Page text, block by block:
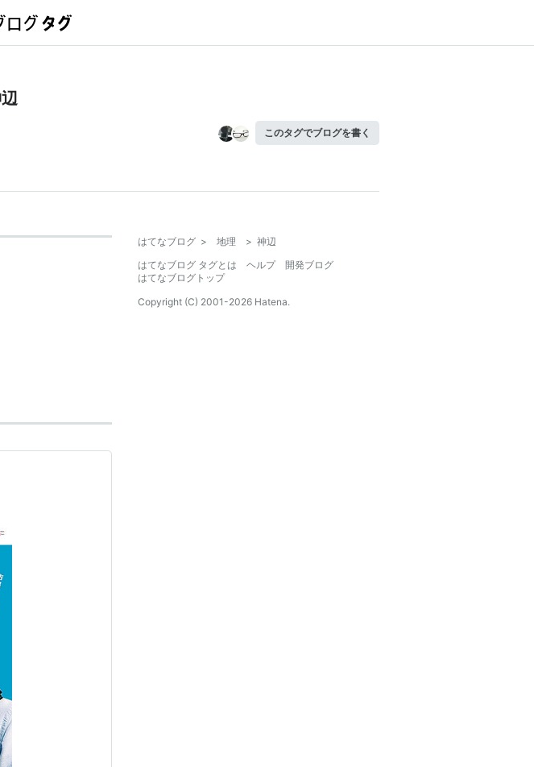
このタグでブログを書く
はてなブログ > 地理 > 神辺
はてなブログ タグとは
ヘルプ
開発ブログ
はてなブログトップ
Copyright (C) 2001-2026 Hatena.